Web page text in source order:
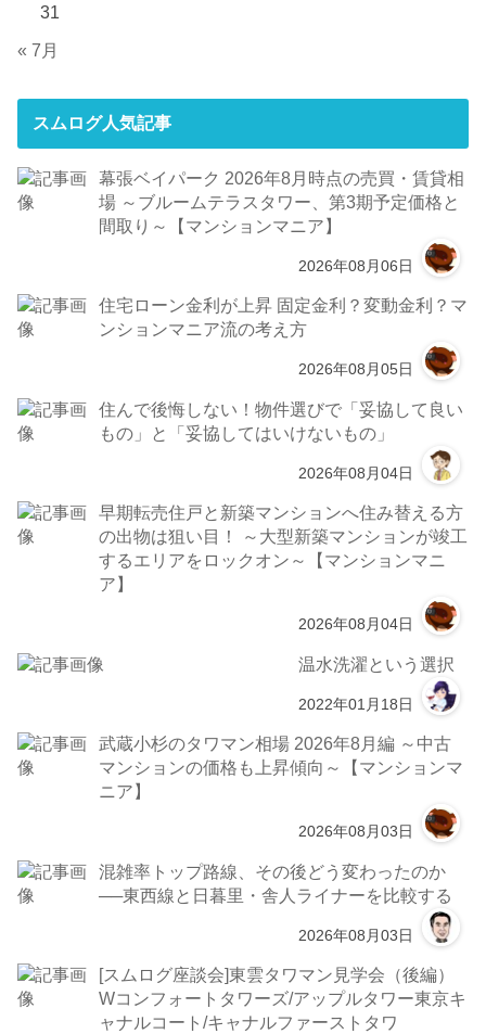
31
« 7月
スムログ人気記事
幕張ベイパーク 2026年8月時点の売買・賃貸相
場 ～ブルームテラスタワー、第3期予定価格と
間取り～【マンションマニア】
2026年08月06日
住宅ローン金利が上昇 固定金利？変動金利？マ
ンションマニア流の考え方
2026年08月05日
住んで後悔しない！物件選びで「妥協して良い
もの」と「妥協してはいけないもの」
2026年08月04日
早期転売住戸と新築マンションへ住み替える方
の出物は狙い目！ ～大型新築マンションが竣工
するエリアをロックオン～【マンションマニ
ア】
2026年08月04日
温水洗濯という選択
2022年01月18日
武蔵小杉のタワマン相場 2026年8月編 ～中古
マンションの価格も上昇傾向～【マンションマ
ニア】
2026年08月03日
混雑率トップ路線、その後どう変わったのか
──東西線と日暮里・舎人ライナーを比較する
2026年08月03日
[スムログ座談会]東雲タワマン見学会（後編）
Wコンフォートタワーズ/アップルタワー東京キ
ャナルコート/キャナルファーストタワ